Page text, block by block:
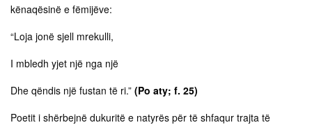
kënaqësinë e fëmijëve:
“Loja jonë sjell mrekulli,
I mbledh yjet një nga një
Dhe qëndis një fustan të ri.” (Po aty; f. 25)
Poetit i shërbejnë dukuritë e natyrës për të shfaqur trajta të